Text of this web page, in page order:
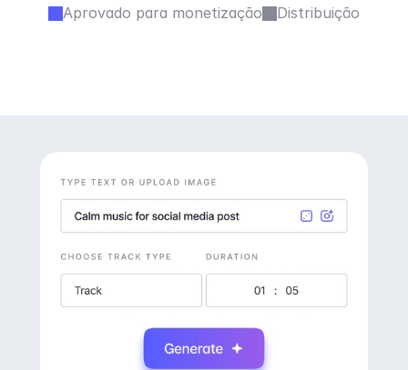
Aprovado para monetização
Distribuição